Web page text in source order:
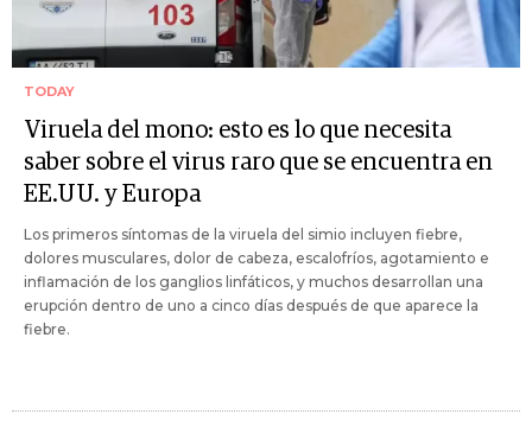
TODAY
Viruela del mono: esto es lo que necesita
saber sobre el virus raro que se encuentra en
EE.UU. y Europa
Los primeros síntomas de la viruela del simio incluyen fiebre,
dolores musculares, dolor de cabeza, escalofríos, agotamiento e
inflamación de los ganglios linfáticos, y muchos desarrollan una
erupción dentro de uno a cinco días después de que aparece la
fiebre.